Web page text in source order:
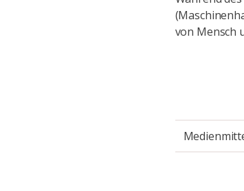
von Mensch